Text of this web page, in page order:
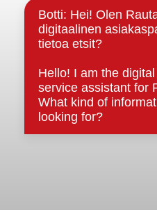
Strategiat, ohjelmat,
sopimukset
Asiakirjajulkisuuskuvaus
Evästeet
Saavutettavuusseloste
Tietosuoja
Tietosuojaselosteet